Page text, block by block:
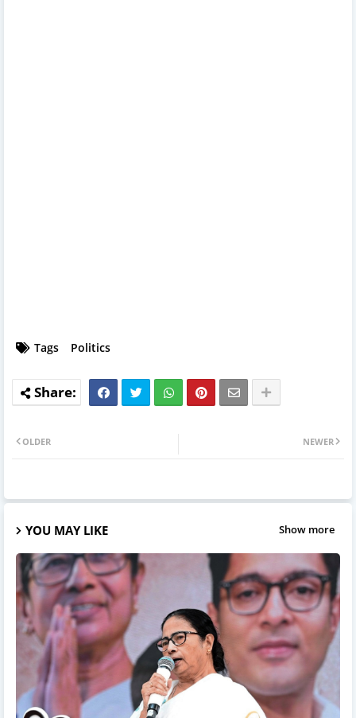
Tags Politics
NEWER
OLDER
YOU MAY LIKE Show more